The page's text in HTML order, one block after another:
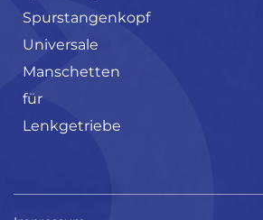
Spurstangenkopf
Universale
Manschetten
für
Lenkgetriebe